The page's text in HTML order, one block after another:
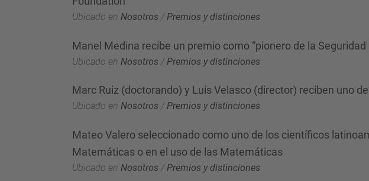
Ubicado en Nosotros /Premios y distinciones
Manel Medina recibe un premio como “pionero de la
Ubicado en Nosotros / Premios y distinciones
Marc Ruiz (doctorando) y Luis Velasco (director) reciben uno
Ubicado en Nosotros /Premios y distinciones
Mateo Valero seleccionado como uno de los científicos
Matemáticas o en el uso de las Matemáticas
Ubicado en Nosotros / Premios y distinciones